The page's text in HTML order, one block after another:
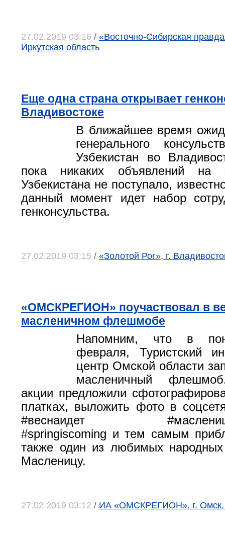
27.02.2019 03:16 / «Восточно-Сибирская
Иркутская область
Еще одна страна открывает
Владивостоке
В ближайшее время
генерального
Узбекистан во
пока никаких объявлений на
Узбекистана не поступало,
данный момент идет набор
генконсульства.
27.02.2019 03:15 / «Золотой Рог», г.
«ОМСКРЕГИОН» поучаствовал в
масленичном флешмобе
Напомним, что в
февраля, Туристский
центр Омской области
масленичный
акции предложили
платках, выложить фото в
#веснаидет
#springiscoming и тем самым
также один из любимых
Масленицу.
27.02.2019 03:12 / ИА «ОМСКРЕГИОН», г. Омск,